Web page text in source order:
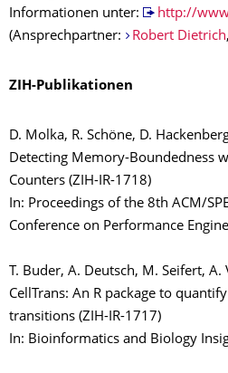
Informationen unter:
http://
(Ansprechpartner:
Robert Dietrich
ZIH-Publikationen
D. Molka, R. Schöne, D.
Detecting Memory-Boundedness
Counters (ZIH-IR-1718)
In: Proceedings of the 8th ACM/
Conference on Performance
T. Buder, A. Deutsch, M. Seifert, A.
CellTrans: An R package to
transitions (ZIH-IR-1717)
In: Bioinformatics and Biology